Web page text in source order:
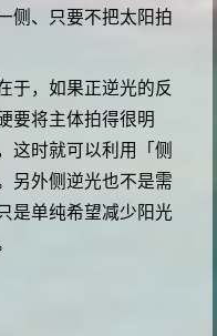
侧、只要不把太阳拍
于，如果正逆光的反
要将主体拍得很明
这时就可以利用「侧
另外侧逆光也不是需
是单纯希望减少阳光